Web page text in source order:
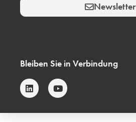
Newsletter
Bleiben Sie in Verbindung